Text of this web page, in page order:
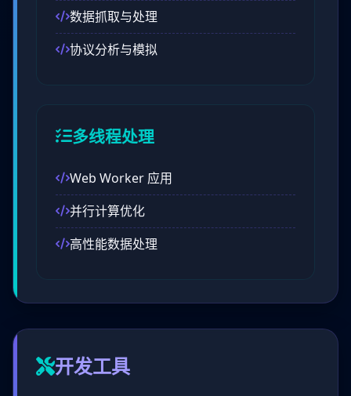
数据抓取与处理
协议分析与模拟
多线程处理
Web Worker 应用
并行计算优化
高性能数据处理
开发工具